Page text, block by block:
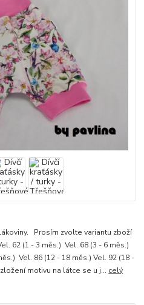
Prosím zvolte variantu zboží
62 (1 - 3 měs.) Vel. 68 (3 - 6 měs.)
Vel. 86 (12 - 18 měs.) Vel. 92 (18 -
motivu na látce se u j... celý